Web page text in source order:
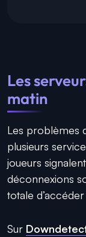
Les
matin
Les problèmes
plusieurs
joueurs
déconnexions
totale
Sur